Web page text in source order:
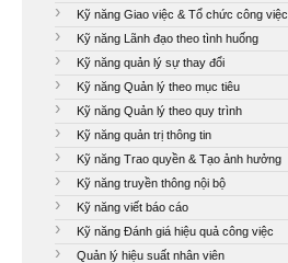
Kỹ năng Giao việc & Tổ chức công việc
Kỹ năng Lãnh đạo theo tình huống
Kỹ năng quản lý sự thay đổi
Kỹ năng Quản lý theo mục tiêu
Kỹ năng Quản lý theo quy trình
Kỹ năng quản trị thông tin
Kỹ năng Trao quyền & Tạo ảnh hưởng
Kỹ năng truyền thông nội bộ
Kỹ năng viết báo cáo
Kỹ năng Đánh giá hiệu quả công việc
Quản lý hiệu suất nhân viên